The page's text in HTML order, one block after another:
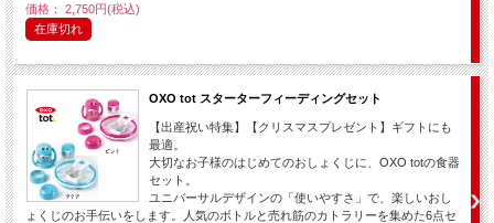
価格： 2,750円(税込)
在庫切れ
OXO tot スターターフィーディングセット
【出産祝い特集】【クリスマスプレゼント】ギフトにも
最適。
大切なお子様のはじめてのおしょくじに、OXO totの食器
セット。
ユニバーサルデザインの「使いやすさ」で、楽しいおし
ょくじのお手伝いをします。人気のボトルと売れ筋のカトラリーを集めた6点セ